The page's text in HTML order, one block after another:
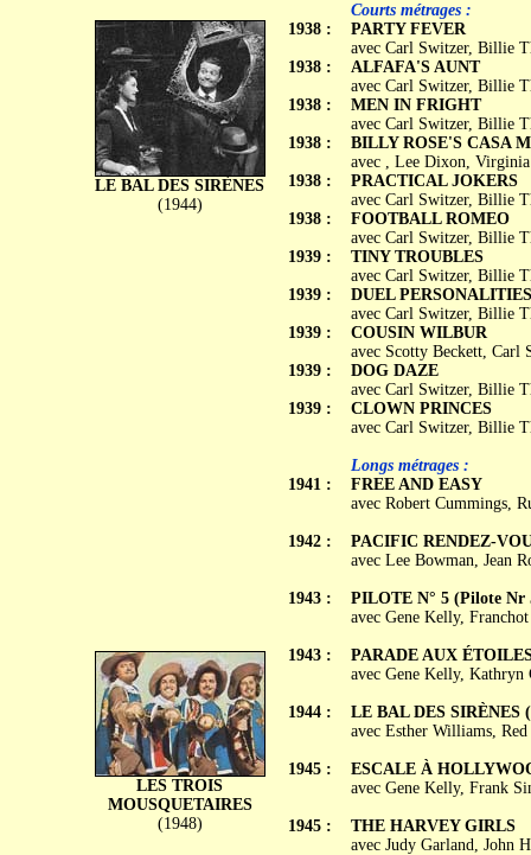
LE BAL DES SIRÈNES
(1944)
LES TROIS
MOUSQUETAIRES
(1948)
1938 :
1938 :
1938 :
1938 :
1938 :
1938 :
1939 :
1939 :
1939 :
1939 :
1939 :
1941 :
1942 :
1943 :
1943 :
1944 :
1945 :
1945 :
Courts métrages :
PARTY FEVER
avec Carl Switzer, Billie
ALFAFA'S AUNT
avec Carl Switzer, Billie
MEN IN FRIGHT
avec Carl Switzer, Billie
BILLY ROSE'S CASA
avec , Lee Dixon,
PRACTICAL JOKERS
avec Carl Switzer, Billie
FOOTBALL ROMEO
avec Carl Switzer, Billie
TINY TROUBLES
avec Carl Switzer, Billie
DUEL PERSONALITIES
avec Carl Switzer, Billie
COUSIN WILBUR
avec Scotty Beckett, Carl
DOG DAZE
avec Carl Switzer, Billie
CLOWN PRINCES
avec Carl Switzer, Billie
Longs métrages :
FREE AND EASY
avec Robert Cummings,
PACIFIC RENDEZ-
avec Lee Bowman, Jean
PILOTE N° 5 (Pilote Nr
avec Gene Kelly,
PARADE AUX
avec Gene Kelly, Kathryn
LE BAL DES SIRÈNES
avec Esther Williams,
ESCALE À
avec Gene Kelly, Frank
THE HARVEY GIRLS
avec Judy Garland, John